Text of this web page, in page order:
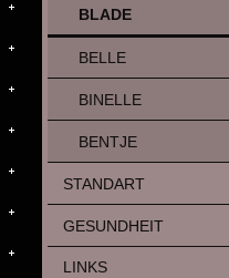
BLADE
BELLE
BINELLE
BENTJE
STANDART
GESUNDHEIT
LINKS